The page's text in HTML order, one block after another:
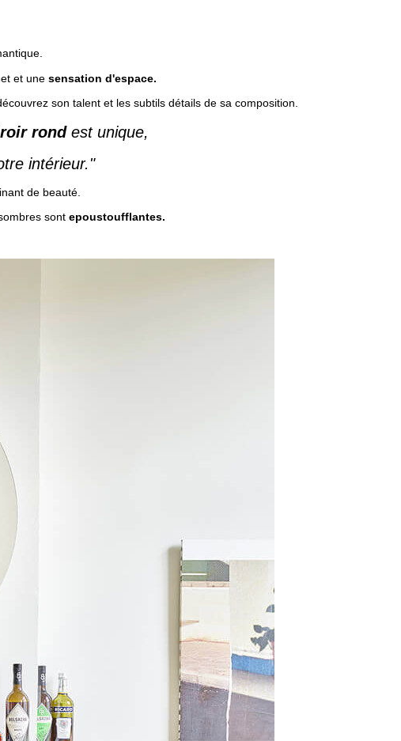
et une sensation d'espace.
son talent et les subtils détails de sa composition.
rondest unique,
intérieur."
de beauté.
sont epoustoufflantes.